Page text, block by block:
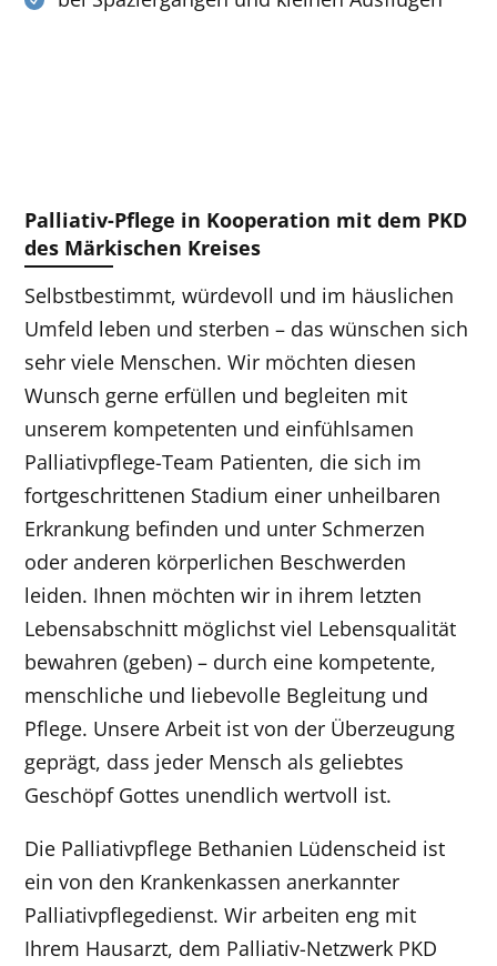
Palliativ-Pflege in Kooperation mit dem PKD
des Märkischen Kreises
Selbstbestimmt, würdevoll und im häuslichen
Umfeld leben und sterben – das wünschen sich
sehr viele Menschen. Wir möchten diesen
Wunsch gerne erfüllen und begleiten mit
unserem kompetenten und einfühlsamen
Palliativpflege-Team Patienten, die sich im
fortgeschrittenen Stadium einer unheilbaren
Erkrankung befinden und unter Schmerzen
oder anderen körperlichen Beschwerden
leiden. Ihnen möchten wir in ihrem letzten
Lebensabschnitt möglichst viel Lebensqualität
bewahren (geben) – durch eine kompetente,
menschliche und liebevolle Begleitung und
Pflege. Unsere Arbeit ist von der Überzeugung
geprägt, dass jeder Mensch als geliebtes
Geschöpf Gottes unendlich wertvoll ist.
Die Palliativpflege Bethanien Lüdenscheid ist
ein von den Krankenkassen anerkannter
Palliativpflegedienst. Wir arbeiten eng mit
Ihrem Hausarzt, dem Palliativ-Netzwerk PKD